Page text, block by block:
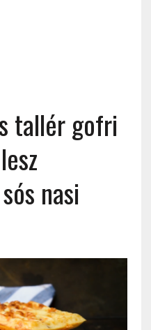
tallér gofri
nasi